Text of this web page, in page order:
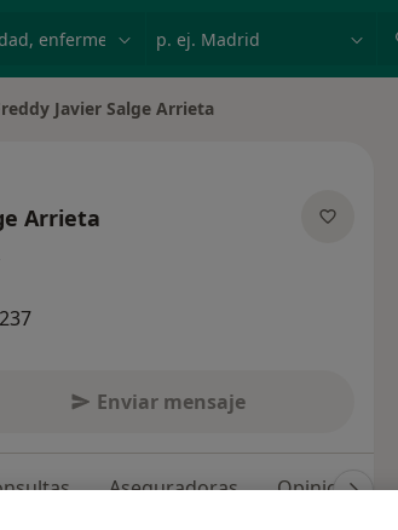
de ciudad
Javier Salge Arrieta
Arrieta
Enviar mensaje
Aseguradoras Opiniones